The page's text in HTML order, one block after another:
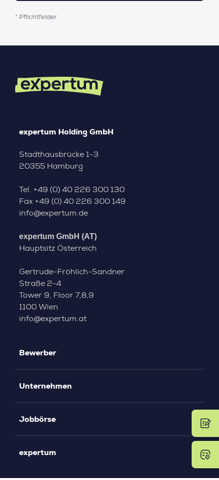
* Pflichtfelder
expertum Holding GmbH
Stadthausbrücke 1-3
20355 Hamburg
Tel. +49 (0) 40 226 300 130
Fax +49 (0) 40 226 300 149
info@expertum.de
expertum GmbH (AT)
Hauptsitz Österreich
Gertrude-Fröhlich-Sandner
Straße 2-4
Tower 9, Floor 7,8,9
1100 Wien
info@expertum.at
Bewerber
Unternehmen
Jobbörse
expertum